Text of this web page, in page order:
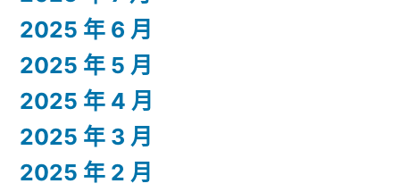
2025 年 6 月
2025 年 5 月
2025 年 4 月
2025 年 3 月
2025 年 2 月